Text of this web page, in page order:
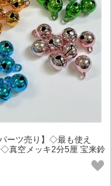
パーツ売り】◇最も使え
◇真空メッキ2分5厘 宝来鈴